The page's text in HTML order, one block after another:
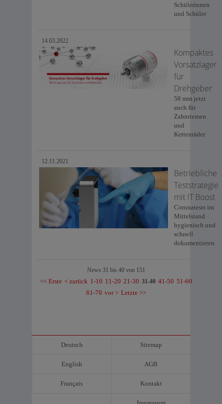
Schülerinnen
und Schüler
14.03.2022
Kompaktes
Vorsatzlager
für
Drehgeber
58 mm jetzt
auch für
Zahnriemen
und
Kettenräder
12.11.2021
Betriebliche
Teststrategie
mit IT Boost
Coronatests im
Mittelstand
hygienisch und
schnell
dokumentieren
News 31 bis 40 von 151
<< Erste < zurück 1-10 11-20 21-30 31-40 41-50 51-60
61-70 vor > Letzte >>
Deutsch
English
Français
Sitemap
AGB
Kontakt